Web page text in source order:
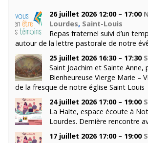
26 juillet 2026 12:00 – 17:00
Lourdes, Saint-Louis
Repas fraternel suivi d’un
autour de la lettre pastorale de notre
25 juillet 2026 16:30 – 17:30
Saint Joachim et Sainte Anne,
Bienheureuse Vierge Marie –
de la fresque de notre église Saint Louis
24 juillet 2026 17:00 – 19:00
La Halte, espace écoute à
Lourdes. Dernière rencontre
17 juillet 2026 17:00 – 19:00